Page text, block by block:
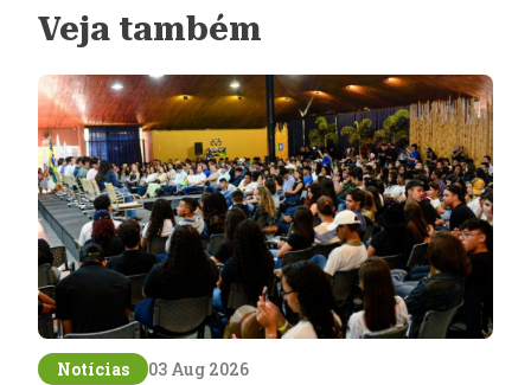
Veja também
Notícias 03 Aug 2026